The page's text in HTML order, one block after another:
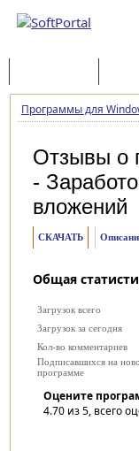
Программы для
Отзывы о
-
вложений
СКАЧАТЬ
Общая
Загрузок всего
Загрузок за сегодня
Кол-во комментариев
Подписавшихся на
программе
Оцените
4.70из 5, всего